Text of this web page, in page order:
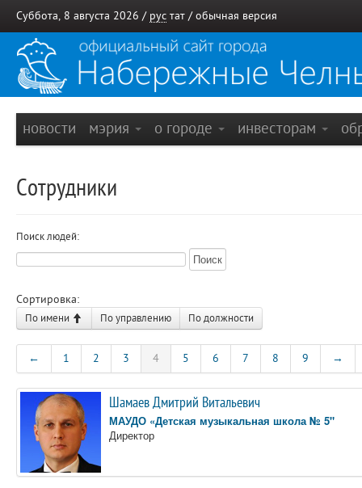
Суббота, 8 августа 2026 / рус тат / обычная версия
новости мэрия о городе инвесторам
Сотрудники
Поиск людей:
Сортировка:
По имени По управлению По должности
← 1 2 3 4 5 6 7 8 9 →
Шамаев Дмитрий Витальевич
МАУДО «Детская музыкальная школа № 5"
Директор